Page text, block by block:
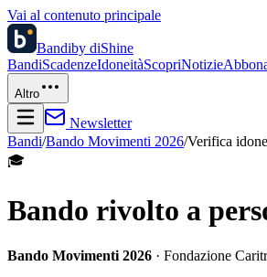
Vai al contenuto principale
Bandiby diShine
BandiScadenzeIdoneitàScopriNotizie
Altro
Newsletter
Bandi/Bando Movimenti 2026/Verifica
🎓
Bando rivolto a
Bando Movimenti 2026 · Fondazione